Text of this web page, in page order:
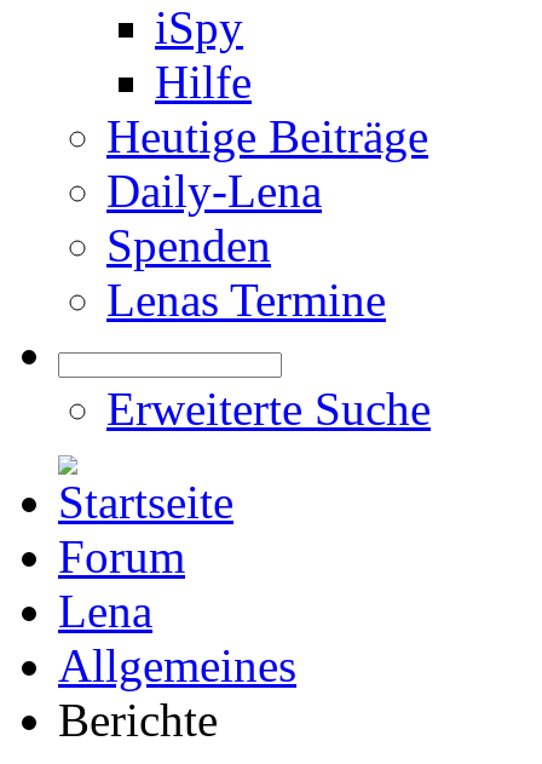
iSpy
Hilfe
Heutige Beiträge
Daily-Lena
Spenden
Lenas Termine
Erweiterte Suche
Forum
Lena
Allgemeines
Berichte